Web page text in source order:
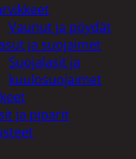
Vaunut ja pöydät
ja suojaimet
Suojalasit ja
kuulosuojaimet
ja piparit